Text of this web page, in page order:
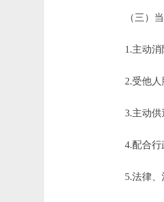
（三）
1.主动
2.受他
3.主动供
4.配合行
5.法律